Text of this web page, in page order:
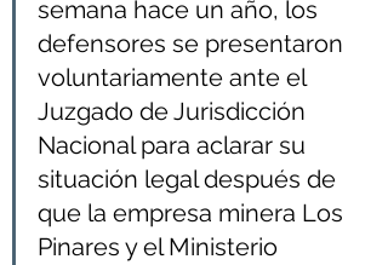
semana hace un año, los
defensores se presentaron
voluntariamente ante el
Juzgado de Jurisdicción
Nacional para aclarar su
situación legal después de
que la empresa minera Los
Pinares y el Ministerio